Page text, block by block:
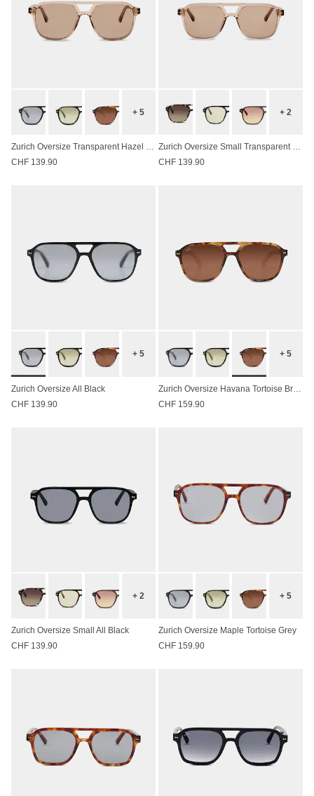
+ 5
Zurich Oversize Transparent Hazel Light Brown
CHF 139.90
+ 2
Zurich Oversize Small Transparent Hazel Light Brown
CHF 139.90
+ 5
Zurich Oversize All Black
CHF 139.90
+ 5
CHF 159.90
+ 2
Zurich Oversize Small All Black
CHF 139.90
+ 5
Zurich Oversize Maple Tortoise Grey
CHF 159.90